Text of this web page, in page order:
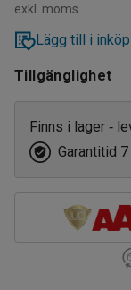
600
800
900
1200
exkl. moms
Lägg till i
Tillgänglighet
Finns i lager ‑
Garantitid 7